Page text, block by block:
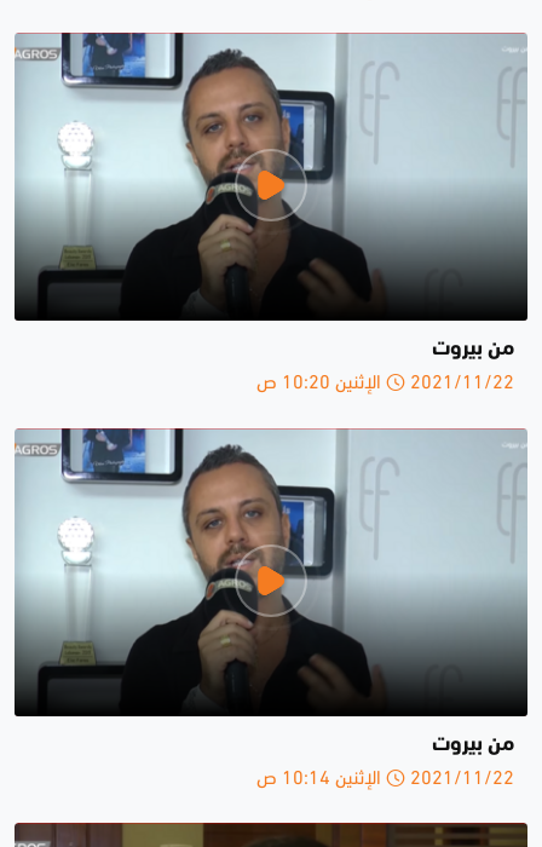
من بيروت
2021/11/22 الإثنين 10:20 ص
من بيروت
2021/11/22 الإثنين 10:14 ص